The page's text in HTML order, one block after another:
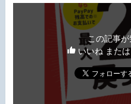
この記事
いいね また